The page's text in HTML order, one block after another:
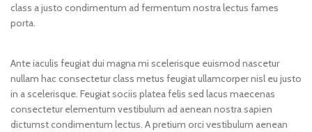
class a justo condimentum ad fermentum nostra lectus fames
porta.
Ante iaculis feugiat dui magna mi scelerisque euismod nascetur
nullam hac consectetur class metus feugiat ullamcorper nisl eu justo
in a scelerisque. Feugiat sociis platea felis sed lacus maecenas
consectetur elementum vestibulum ad aenean nostra sapien
dictumst condimentum lectus. A pretium orci vestibulum aenean